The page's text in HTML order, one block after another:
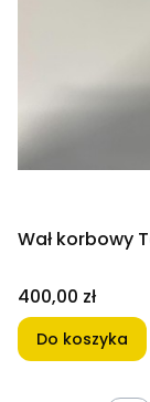
Wał korbowy
Cena
400,00 zł
Do koszyka